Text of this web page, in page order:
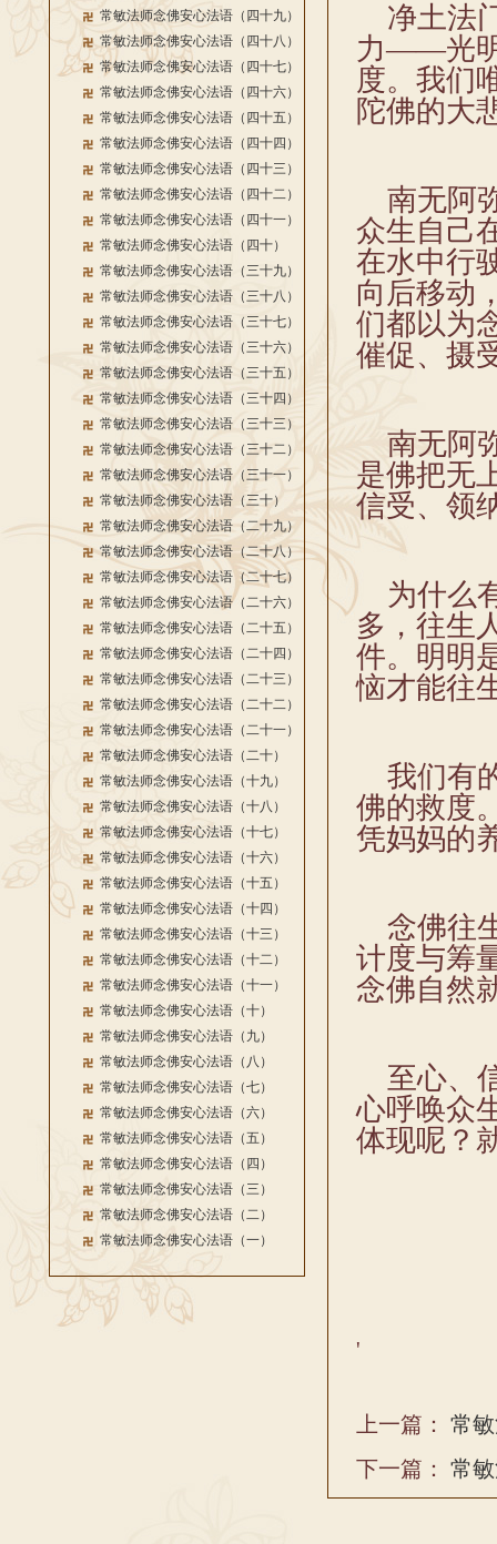
常敏法师念佛安心法语（四十九）
常敏法师念佛安心法语（四十八）
常敏法师念佛安心法语（四十七）
常敏法师念佛安心法语（四十六）
常敏法师念佛安心法语（四十五）
常敏法师念佛安心法语（四十四）
常敏法师念佛安心法语（四十三）
常敏法师念佛安心法语（四十二）
常敏法师念佛安心法语（四十一）
常敏法师念佛安心法语（四十）
常敏法师念佛安心法语（三十九）
常敏法师念佛安心法语（三十八）
常敏法师念佛安心法语（三十七）
常敏法师念佛安心法语（三十六）
常敏法师念佛安心法语（三十五）
常敏法师念佛安心法语（三十四）
常敏法师念佛安心法语（三十三）
常敏法师念佛安心法语（三十二）
常敏法师念佛安心法语（三十一）
常敏法师念佛安心法语（三十）
常敏法师念佛安心法语（二十九）
常敏法师念佛安心法语（二十八）
常敏法师念佛安心法语（二十七）
常敏法师念佛安心法语（二十六）
常敏法师念佛安心法语（二十五）
常敏法师念佛安心法语（二十四）
常敏法师念佛安心法语（二十三）
常敏法师念佛安心法语（二十二）
常敏法师念佛安心法语（二十一）
常敏法师念佛安心法语（二十）
常敏法师念佛安心法语（十九）
常敏法师念佛安心法语（十八）
常敏法师念佛安心法语（十七）
常敏法师念佛安心法语（十六）
常敏法师念佛安心法语（十五）
常敏法师念佛安心法语（十四）
常敏法师念佛安心法语（十三）
常敏法师念佛安心法语（十二）
常敏法师念佛安心法语（十一）
常敏法师念佛安心法语（十）
常敏法师念佛安心法语（九）
常敏法师念佛安心法语（八）
常敏法师念佛安心法语（七）
常敏法师念佛安心法语（六）
常敏法师念佛安心法语（五）
常敏法师念佛安心法语（四）
常敏法师念佛安心法语（三）
常敏法师念佛安心法语（二）
常敏法师念佛安心法语（一）
净土法
力——光明
度。我们
陀佛的大
南无阿
众生自己
在水中行
向后移动
们都以为
催促、摄
南无阿
是佛把无
信受、领
为什么有
多，往生
件。明明
恼才能往
我们有
佛的救度
凭妈妈的
念佛往
计度与筹
念佛自然
至心、
心呼唤众
体现呢？
'
上一篇： 常
下一篇： 常